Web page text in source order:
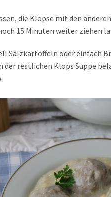
die Klopse mit den
15 Minuten weiter ziehen
Salzkartoffeln oder einfach
restlichen Klops Suppe